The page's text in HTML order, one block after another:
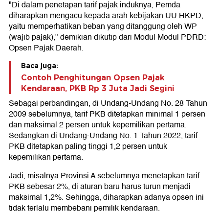
"Di dalam penetapan tarif pajak induknya, Pemda
diharapkan mengacu kepada arah kebijakan UU HKPD,
yaitu memperhatikan beban yang ditanggung oleh WP
(wajib pajak)," demikian dikutip dari Modul Modul PDRD:
Opsen Pajak Daerah.
Baca juga:
Contoh Penghitungan Opsen Pajak
Kendaraan, PKB Rp 3 Juta Jadi Segini
Sebagai perbandingan, di Undang-Undang No. 28 Tahun
2009 sebelumnya, tarif PKB ditetapkan minimal 1 persen
dan maksimal 2 persen untuk kepemilikan pertama.
Sedangkan di Undang-Undang No. 1 Tahun 2022, tarif
PKB ditetapkan paling tinggi 1,2 persen untuk
kepemilikan pertama.
Jadi, misalnya Provinsi A sebelumnya menetapkan tarif
PKB sebesar 2%, di aturan baru harus turun menjadi
maksimal 1,2%. Sehingga, diharapkan adanya opsen ini
tidak terlalu membebani pemilik kendaraan.